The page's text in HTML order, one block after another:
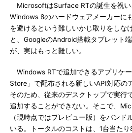
MicrosoftはSurface RTの誕生を祝い
Windows 8のハードウェアメーカーに
を避けるという難しいかじ取りをしな
と、GoogleのAndroid搭載タブレット
が、実はもっと難しい。
Windows RTで追加できるアプリケ
Store」で配布される新しいAPI対応の
そのため、従来のデスクトップで実行
追加することができない。そこで、
（現時点ではプレビュー版）をバンド
いる。トータルのコストは、1台当たり